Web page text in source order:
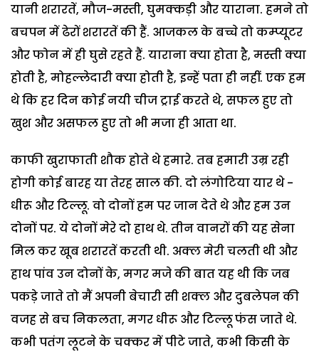
यानी शरारतें, मौज-मस्ती, घुमक्कड़ी और याराना. हमने तो
बचपन में ढेरों शरारतें की हैं. आजकल के बच्चे तो कम्प्यूटर
और फोन में ही घुसे रहते हैं. याराना क्या होता है, मस्ती क्या
होती है, मोहल्लेदारी क्या होती है, इन्हें पता ही नहीं. एक हम
थे कि हर दिन कोई नयी चीज ट्राई करते थे, सफल हुए तो
खुश और असफल हुए तो भी मजा ही आता था.
काफी खुराफाती शौक होते थे हमारे. तब हमारी उम्र रही
होगी कोई बारह या तेरह साल की. दो लंगोटिया यार थे -
धीरू और टिल्लू. वो दोनों हम पर जान देते थे और हम उन
दोनों पर. ये दोनों मेरे दो हाथ थे. तीन वानरों की यह सेना
मिल कर खूब शरारतें करती थी. अक्ल मेरी चलती थी और
हाथ पांव उन दोनों के, मगर मजे की बात यह थी कि जब
पकड़े जाते तो मैं अपनी बेचारी सी शक्ल और दुबलेपन की
वजह से बच निकलता, मगर धीरू और टिल्लू फंस जाते थे.
कभी पतंग लूटने के चक्कर में पीटे जाते, कभी किसी के